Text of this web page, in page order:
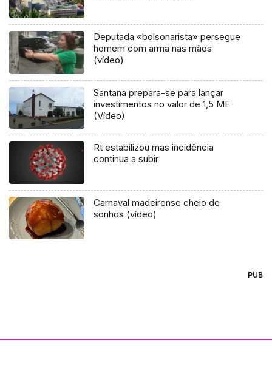
Deputada «bolsonarista» persegue
homem com arma nas mãos
(vídeo)
Santana prepara-se para lançar
investimentos no valor de 1,5 ME
(Vídeo)
Rt estabilizou mas incidência
continua a subir
Carnaval madeirense cheio de
sonhos (vídeo)
PUB